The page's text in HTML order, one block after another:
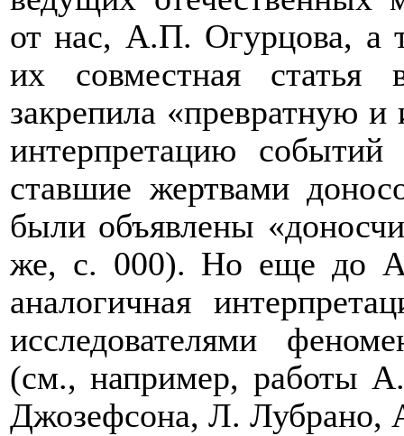
от нас, А.П. Огурцова, а
их совместная статья
закрепила «превратную
интерпретацию
ставшие жертвами
были объявлены
же, с. 000). Но еще до
аналогичная
исследователями
(см., например, работы
Джозефсона, Л. Лубрано,